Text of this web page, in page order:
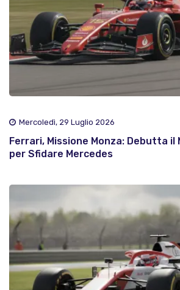
Mercoledì, 29 Luglio 2026
Ferrari, Missione Monza: Debutta il
per Sfidare Mercedes